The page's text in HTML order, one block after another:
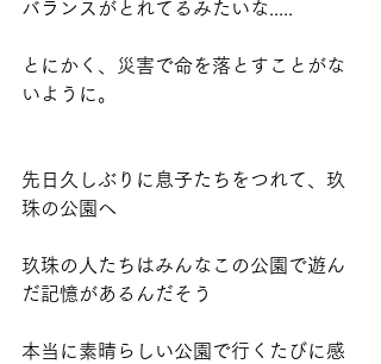
バランスがとれてるみたいな.....
とにかく、災害で命を落とすことがな
いように。
先日久しぶりに息子たちをつれて、玖
珠の公園へ
玖珠の人たちはみんなこの公園で遊ん
だ記憶があるんだそう
本当に素晴らしい公園で行くたびに感